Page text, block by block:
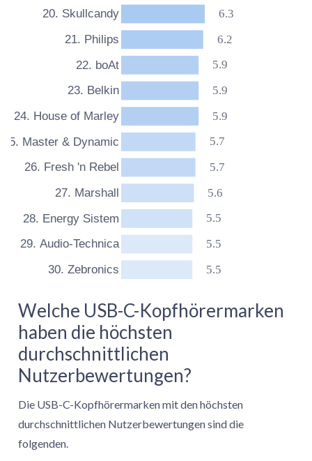
20. Skullcandy
21. Philips
22. boAt
23. Belkin
24. House of Marley
25. Master & Dynamic
26. Fresh 'n Rebel
27. Marshall
28. Energy Sistem
29. Audio-Technica
30. Zebronics
6.3
6.2
5.9
5.9
5.9
5.7
5.7
5.6
5.5
5.5
5.5
Welche USB-C-Kopfhörermarken
haben die höchsten
durchschnittlichen
Nutzerbewertungen?
Die USB-C-Kopfhörermarken mit den höchsten
durchschnittlichen Nutzerbewertungen sind die
folgenden.